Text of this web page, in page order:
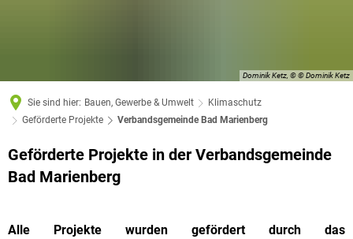
Dominik Ketz, © © Dominik Ketz
Sie sind hier: Bauen, Gewerbe & Umwelt
Klimaschutz
Geförderte Projekte
Verbandsgemeinde Bad Marienberg
Verbandsgemeinde
Bad
Geförderte Projekte in der Verbandsgemeinde
Bad Marienberg
Alle Projekte wurden gefördert durch das